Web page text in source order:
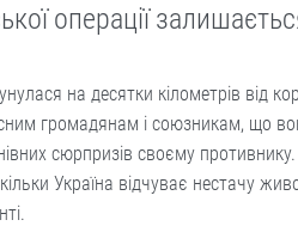
операції
на десятки кілометрів від
громадянам і союзникам, що
сюрпризів своєму
Україна відчуває нестачу